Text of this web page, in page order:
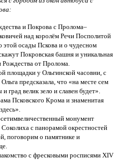
и Покрова с Пролома–
над королём Речи Посполитой
осады Пскова и о чудесном
Покровская башня и уникальная
от Пролома.
площадки у Ольгинской часовни, с
предсказала, что «на месте сем
град велик зело и славен будет».
Псковского Крома и знаменитая
монумент
с панорамой окрестностей
поговорим о памятнике и
с фресковыми росписями XIV